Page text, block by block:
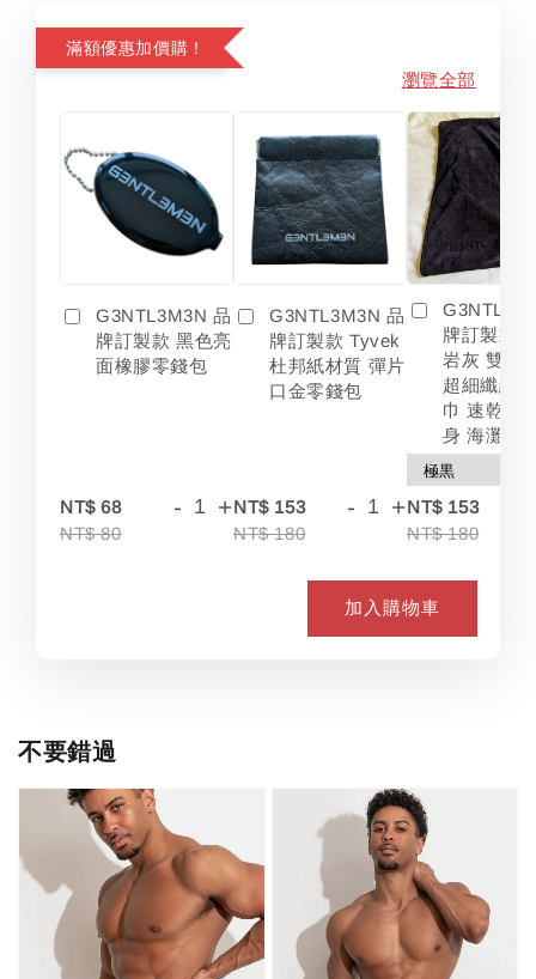
滿額優惠加價購！
瀏覽全部
G3NTL3M3N 品
牌訂製款 黑色亮
面橡膠零錢包
NT$ 68
NT$ 80
- +
G3NTL3M3N 品
牌訂製款 Tyvek
杜邦紙材質 彈片
口金零錢包
NT$ 153
NT$ 180
- +
牌訂製款
岩灰 雙色
超細纖維
巾 速乾 吸
身 海灘
NT$ 153
NT$ 180
加入購物車
不要錯過